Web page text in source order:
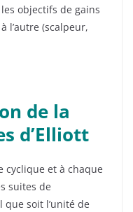
objectifs de gains
l’autre (scalpeur,
de la
d’Elliott
cyclique et à chaque
suites de
soit l’unité de